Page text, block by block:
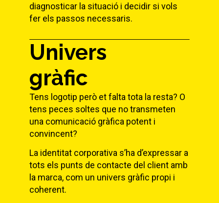
diagnosticar la situació i decidir si vols
fer els passos necessaris.
Univers
gràfic
Tens logotip però et falta tota la resta? O
tens peces soltes que no transmeten
una comunicació gràfica potent i
convincent?
La identitat corporativa s’ha d’expressar a
tots els punts de contacte del client amb
la marca, com un univers gràfic propi i
coherent.